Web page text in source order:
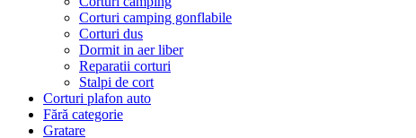
Corturi camping gonflabile
Corturi dus
Dormit in aer liber
Reparatii corturi
Stalpi de cort
Corturi plafon auto
Fără categorie
Gratare